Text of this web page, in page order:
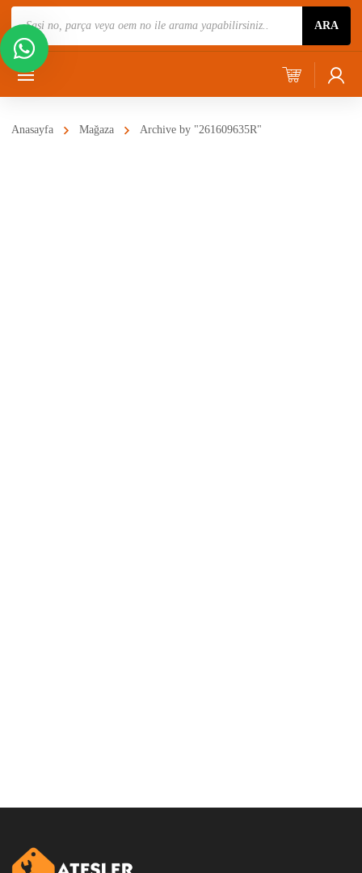
Ara
ARA
Anasayfa Mağaza Archive by "261609635R"